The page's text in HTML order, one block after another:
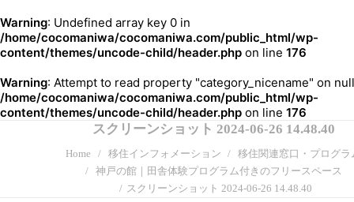
Warning: Undefined array key 0 in
/home/cocomaniwa/cocomaniwa.com/public_html/wp-
content/themes/uncode-child/header.php on line 176
Warning: Attempt to read property "category_nicename" on
/home/cocomaniwa/cocomaniwa.com/public_html/wp-
content/themes/uncode-child/header.php on line 176
スクリーンショット 2024-06-26 14.48.40
Home 移住インフォメーション
移住関連窓口・プログラ
神戸の館｜田舎体験プログラム付きのフリースペース
スクリーンショット 2024-06-26 14.48.40